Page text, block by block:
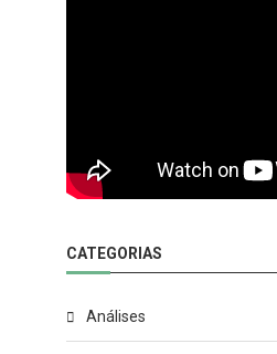
CATEGORIAS
Análises